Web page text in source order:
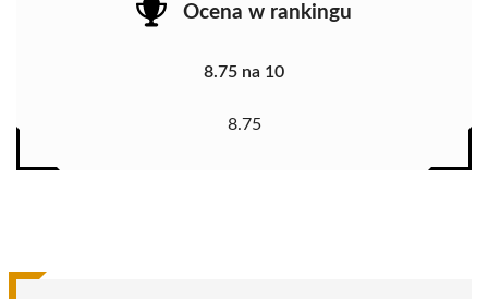
Ocena w rankingu
8.75 na 10
8.75